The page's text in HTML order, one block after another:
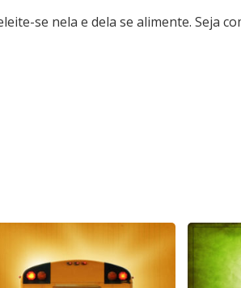
se nela e dela se alimente. Seja